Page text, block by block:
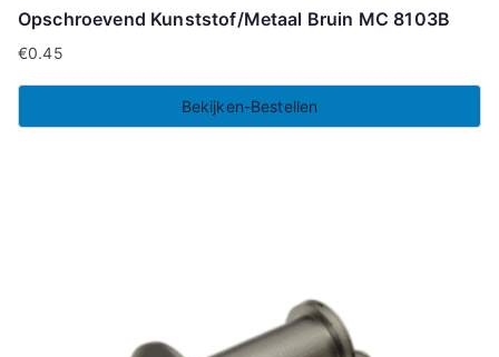
Opschroevend Kunststof/Metaal Bruin MC 8103B
€0.45
Bekijken-Bestellen